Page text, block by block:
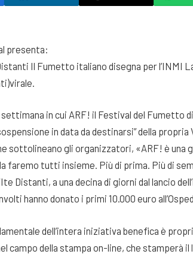
presenta:
Il Fumetto italiano disegna per l’INMI
in cui ARF! il Festival del Fumetto
in data da destinarsi” della
sottolineano gli organizzatori, «ARF! è
faremo tutti insieme. Più di prima. Più di
Distanti, a una decina di giorni dal lancio
hanno donato i primi 10.000 euro
dell’intera iniziativa benefica è
campo della stampa on-line, che